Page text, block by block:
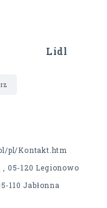
Lidl
pl/Kontakt.htm
05-120 Legionowo
110 Jabłonna